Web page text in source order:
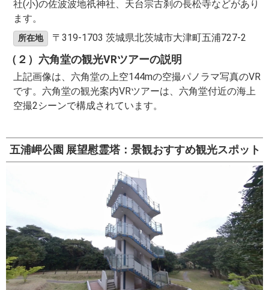
社(小)の佐波波地祇神社、天台宗古刹の長松寺などがあり
ます。
所在地 〒319-1703 茨城県北茨城市大津町五浦727-2
（２）六角堂の観光VRツアーの説明
上記画像は、六角堂の上空144mの空撮パノラマ写真のVR
です。六角堂の観光案内VRツアーは、六角堂付近の海上
空撮2シーンで構成されています。
五浦岬公園 展望慰霊塔：景観おすすめ観光スポット